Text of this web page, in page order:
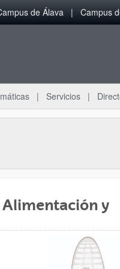
de Álava Campus
Servicios
Alimentación y